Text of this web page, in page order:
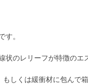
す。
状のレリーフが特徴のエ
しくは緩衝材に包んで